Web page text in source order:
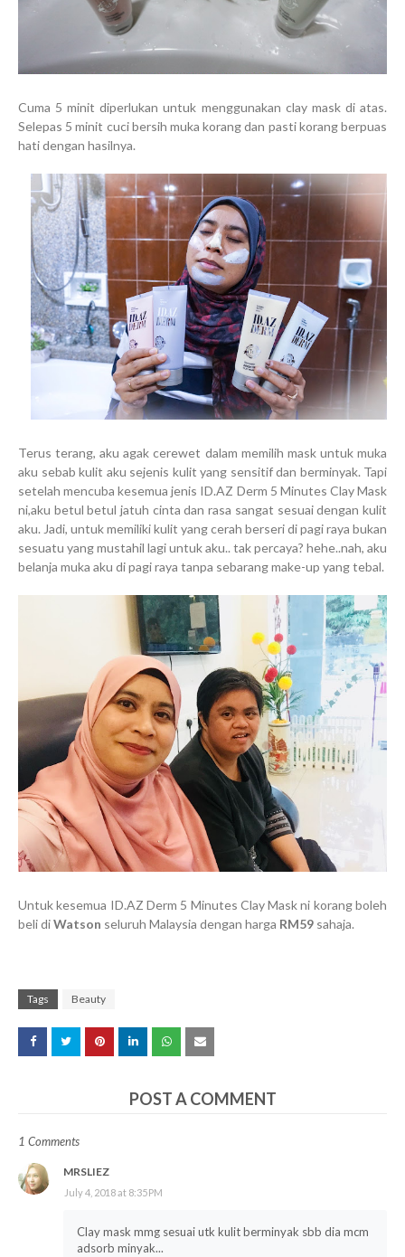
Cuma 5 minit diperlukan untuk menggunakan clay mask di atas.
Selepas 5 minit cuci bersih muka korang dan pasti korang berpuas
hati dengan hasilnya.
Terus terang, aku agak cerewet dalam memilih mask untuk muka
aku sebab kulit aku sejenis kulit yang sensitif dan berminyak. Tapi
setelah mencuba kesemua jenis ID.AZ Derm 5 Minutes Clay Mask
ni,aku betul betul jatuh cinta dan rasa sangat sesuai dengan kulit
aku. Jadi, untuk memiliki kulit yang cerah berseri di pagi raya bukan
sesuatu yang mustahil lagi untuk aku.. tak percaya? hehe..nah, aku
belanja muka aku di pagi raya tanpa sebarang make-up yang tebal.
Untuk kesemua ID.AZ Derm 5 Minutes Clay Mask ni korang boleh
beli diWatson seluruh Malaysia dengan harga RM59 sahaja.
Tags Beauty
POST A COMMENT
1 Comments
MRSLIEZ
July 4, 2018 at 8:35 PM
Clay mask mmg sesuai utk kulit berminyak sbb dia mcm
adsorb minyak...